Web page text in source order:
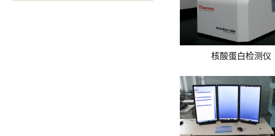
核酸蛋白检测仪